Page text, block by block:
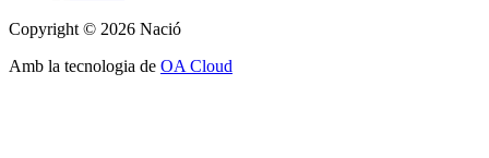
Copyright © 2026 Nació
Amb la tecnologia de OA Cloud